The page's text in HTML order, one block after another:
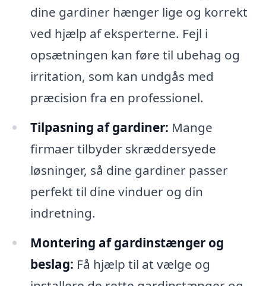
dine gardiner hænger lige og korrekt
ved hjælp af eksperterne. Fejl i
opsætningen kan føre til ubehag og
irritation, som kan undgås med
præcision fra en professionel.
Tilpasning af gardiner: Mange
firmaer tilbyder skræddersyede
løsninger, så dine gardiner passer
perfekt til dine vinduer og din
indretning.
Montering af gardinstænger og
beslag: Få hjælp til at vælge og